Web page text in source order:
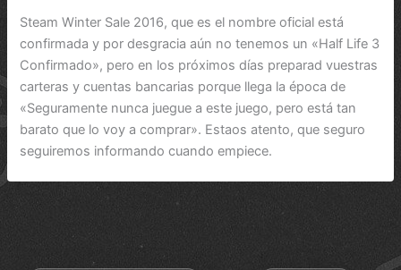
Steam Winter Sale 2016, que es el nombre oficial está
confirmada y por desgracia aún no tenemos un «Half Life 3
Confirmado», pero en los próximos días preparad vuestras
carteras y cuentas bancarias porque llega la época de
«Seguramente nunca juegue a este juego, pero está tan
barato que lo voy a comprar». Estaos atento, que seguro
seguiremos informando cuando empiece.